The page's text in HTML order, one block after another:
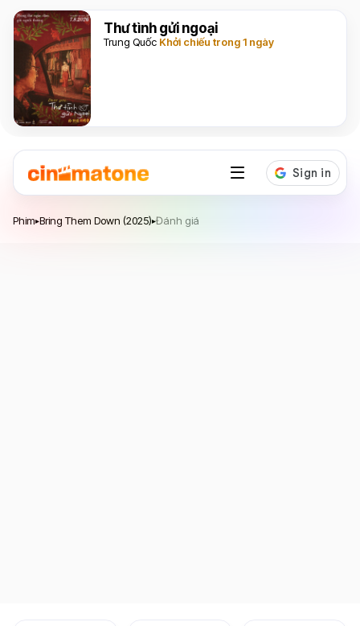
Thư tình gửi ngoại
Trung Quốc Khởi chiếu trong 1 ngày
Phim▸Bring Them Down (2025)▸Đánh giá